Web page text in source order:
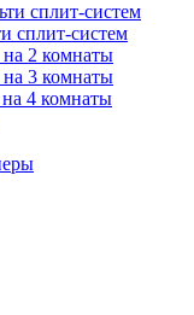
сплит-систем
сплит-систем
2 комнаты
3 комнаты
4 комнаты